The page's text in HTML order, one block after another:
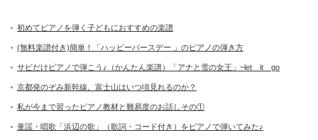
初めてピアノを弾く子どもにおすすめの楽譜
(無料楽譜付き)簡単！「ハッピーバースデー 」のピアノの弾き方
サビだけピアノで弾こう♪（かんたん楽譜）「アナと雪の女王」~let it go
京都発のぞみ新幹線。富士山はいつ頃見れるのか？
私が今まで習ったピアノ教材と難易度のお話しその①
童謡・唱歌「浜辺の歌」（歌詞・コード付き）をピアノで弾いてみた♪